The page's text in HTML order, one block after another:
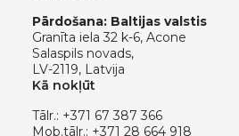
Pārdošana: Baltijas valstis
Granīta iela 32 k-6, Acone
Salaspils novads,
LV-2119, Latvija
Kā nokļūt
Tālr.: +371 67 387 366
Mob.tālr.: +371 28 664 918